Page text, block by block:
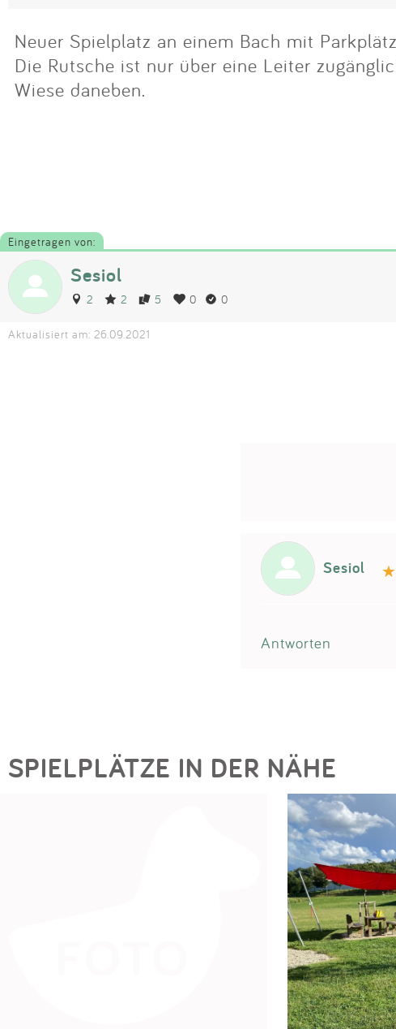
Neuer Spielplatz an einem Bach mit
Die Rutsche ist nur über eine Leiter
Wiese daneben.
Eingetragen von:
Sesiol
2 2 5 0 0
Aktualisiert am: 26.09.2021
Sesiol
Antworten
SPIELPLÄTZE IN DER NÄHE